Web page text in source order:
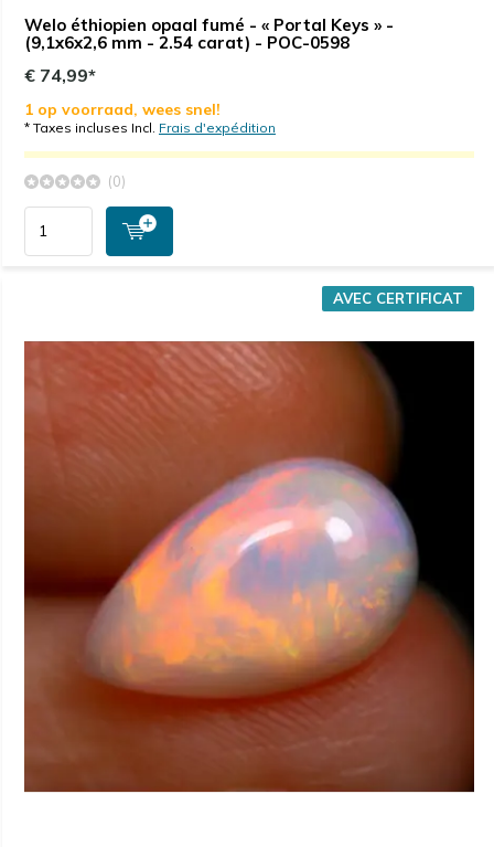
Welo éthiopien opaal fumé - « Portal Keys » -
(9,1x6x2,6 mm - 2.54 carat) - POC-0598
€ 74,99*
1 op voorraad, wees snel!
* Taxes incluses Incl. Frais d'expédition
(0)
AVEC CERTIFICAT